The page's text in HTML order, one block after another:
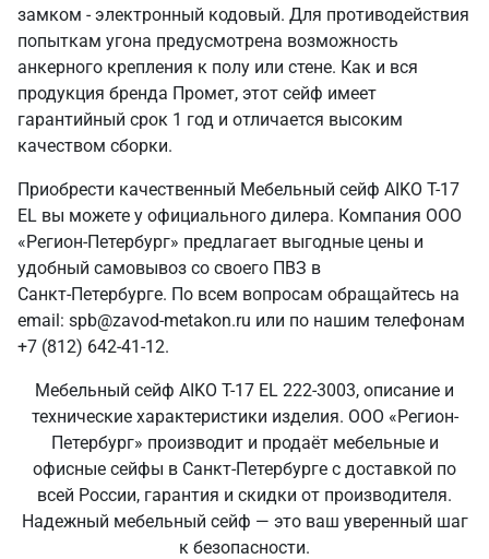
замком - электронный кодовый. Для противодействия
попыткам угона предусмотрена возможность
анкерного крепления к полу или стене. Как и вся
продукция бренда Промет, этот сейф имеет
гарантийный срок 1 год и отличается высоким
качеством сборки.
Приобрести качественный Мебельный сейф AIKO Т-17
EL вы можете у официального дилера. Компания ООО
«Регион-Петербург» предлагает выгодные цены и
удобный самовывоз со своего ПВЗ в
Санкт‑Петербурге. По всем вопросам обращайтесь на
email: spb@zavod-metakon.ru или по нашим телефонам
+7 (812) 642-41-12.
Мебельный сейф AIKO Т-17 EL 222-3003, описание и
технические характеристики изделия. ООО «Регион-
Петербург» производит и продаёт мебельные и
офисные сейфы в Санкт‑Петербурге с доставкой по
всей России, гарантия и скидки от производителя.
Надежный мебельный сейф — это ваш уверенный шаг
к безопасности.